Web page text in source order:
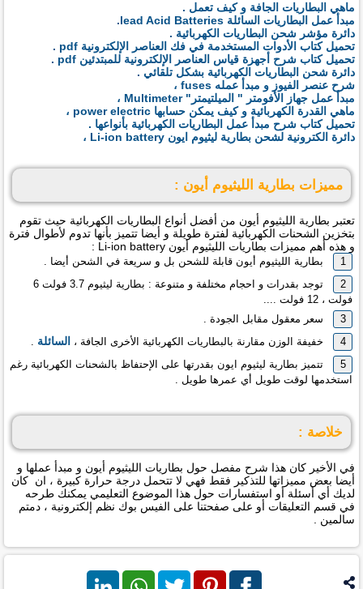
ماهي البطاريات الجافة و كيف تعمل .
مبدأ عمل البطاريات السائلة lead Acid Batteries.
دائرة مؤشر شحن البطاريات الكهربائية .
تحميل كتاب الأدوات المستخدمة في فك العناصر الإلكترونية pdf .
تحميل كتاب شرح أجهزة قياس العناصر الإلكترونية للمبتدئين pdf .
دائرة شحن البطاريات الكهربائية بشكل تلقائي .
شرح عنصر الفيوز و مبدأ عمله fuses ،
مبدأ عمل جهاز الأفومتر " الميلتيمتر" Multimeter ،
ماهي القدرة الكهربائية و كيف يمكن حسابها power electric ،
تحميل كتاب شرح مبدأ عمل البطاريات الكهربائية بأنواعها .
دائرة الكترونية لشحن بطارية ليثيوم ايون Li-ion battery ،
مميزات بطارية الليثيوم أيون :
تعتبر بطارية الليثيوم أيون من أفضل أنواع البطاريات الكهربائية حيث تقوم
بتخزين الشحنات الكهربائية لفترة طويلة و أيضا تتميز بأنها تدوم لأطوال فترة
و هذه أهم مميزات بطاريات الليثيوم أيون Li-ion battery :
بطارية الليثيوم أيون قابلة للشحن بل و سريعة في الشحن أيضا .
توجد بقدرات و احجام مختلفة و متنوعة : بطارية ليثيوم 3.7 فولت 6
فولت ، 12 فولت ....
سعر معقول مقابل الجودة .
خفيفة الوزن مقارنة بالبطاريات الكهربائية الأخرى الجافة ، السائلة .
تتميز بطارية ليثيوم ايون بقدرتها على الإحتفاظ بالشحنات الكهربائية رغم
استخدمها لوقت طويل أي عمرها طويل .
خلاصة :
في الأخير كان هذا شرح مفصل حول بطاريات الليثيوم أيون و مبدأ عملها و
أيضا بعض مميزاتها للتذكير فقط فهي لا تتحمل درجة حرارة كبيرة ، ان كان
لديك أي أسئلة أو استفسارات حول هذا الموضوع التعليمي يمكنك طرحه
في قسم التعليقات أو على صفحتنا على الفيس بوك نظم إلكترونية ، دمتم
سالمين .